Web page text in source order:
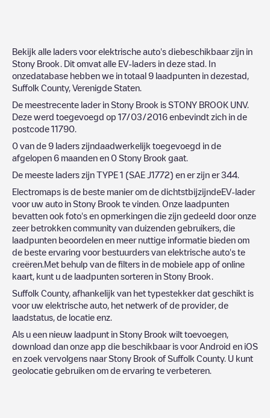
Bekijk alle laders voor elektrische auto's diebeschikbaar zijn in
Stony Brook
. Dit omvat alle EV-laders in deze stad. In
onzedatabase hebben we in totaal 9 laadpunten in dezestad,
Suffolk County, Verenigde Staten
De meestrecente lader in Stony Brook is STONY BROOK UNV.
Deze werd toegevoegd op 17/03/2016 enbevindt zich in de
postcode 11790
0 van de 9 laders zijndaadwerkelijk toegevoegd in de
afgelopen 6 maanden en 0 Stony Brook gaat.
De meeste laders zijn TYPE 1 (SAE J1772) en er zijn er344
Electromaps is de beste manier om de dichtstbijzijndeEV-lader
voor uw auto in Stony Brook te vinden. Onze laadpunten
bevatten ook foto's en opmerkingen die zijn gedeeld door onze
zeer betrokken community van duizenden gebruikers, die
laadpunten beoordelen en meer nuttige informatie bieden om
de beste ervaring voor bestuurders van elektrische auto's te
creëren.Met behulp van de filters in de mobiele app of online
kaart, kunt u de laadpunten sorteren in Stony Brook
Suffolk County, afhankelijk van het typestekker dat geschikt is
voor uw elektrische auto, het netwerk of de provider, de
laadstatus, de locatie enz.
Als u een nieuw laadpunt in Stony Brook wilt toevoegen,
download dan onze app die beschikbaar is voor Android en iOS
en zoek vervolgens naar Stony Brook of Suffolk County. U kunt
geolocatie gebruiken om de ervaring te verbeteren.